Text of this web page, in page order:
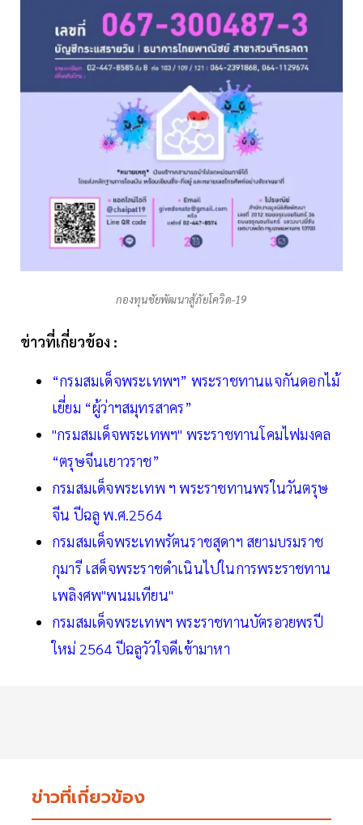
กองทุนชัยพัฒนาสู้ภัยโควิด-19
ข่าวที่เกี่ยวข้อง :
“กรมสมเด็จพระเทพฯ” พระราชทานแจกันดอกไม้
เยี่ยม “ผู้ว่าฯสมุทรสาคร”
"กรมสมเด็จพระเทพฯ" พระราชทานโคมไฟมงคล
“ตรุษจีนเยาวราช”
กรมสมเด็จพระเทพ ฯ พระราชทานพรในวันตรุษ
จีน ปีฉลู พ.ศ.2564
กรมสมเด็จพระเทพรัตนราชสุดาฯ สยามบรมราช
กุมารี เสด็จพระราชดำเนินไปในการพระราชทาน
เพลิงศพ"พนมเทียน"
กรมสมเด็จพระเทพฯ พระราชทานบัตรอวยพรปี
ใหม่ 2564 ปีฉลูวัวใจดีเข้ามาหา
ข่าวที่เกี่ยวข้อง